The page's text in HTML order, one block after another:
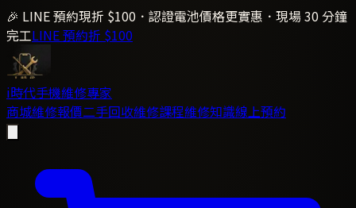
🎉 LINE 預約現折 $100．認證電池價格更實惠．現場 30 分鐘
完工LINE 預約折 $100
i時代手機維修專家
商城維修報價二手回收維修課程維修知識線上預約